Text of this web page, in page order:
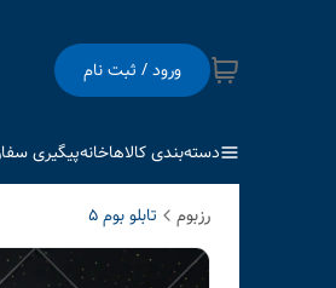
ورود / ثبت نام
دسته‌بندی کالاهاخانهپیگیری
رزبوم تابلو بوم 5